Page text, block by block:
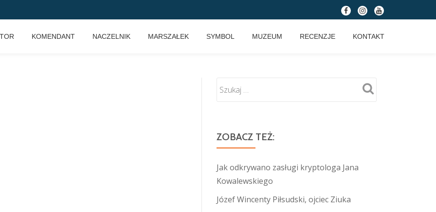
fa-
fa-
fa-
KOMENDANT NACZELNIK MARSZAŁEK SYMBOL MUZEUM RECENZJE KONTAKT
ZOBACZ TEŻ:
Jak odkrywano zasługi kryptologa Jana
Kowalewskiego
Józef Wincenty Piłsudski, ojciec Ziuka